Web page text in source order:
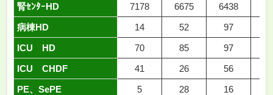
腎ｾﾝﾀｰHD
7178 6675 6438
病棟HD
14 52 97
ICU HD
70 85 97
ICU CHDF
41 26 56
PE、SePE
5 28 16